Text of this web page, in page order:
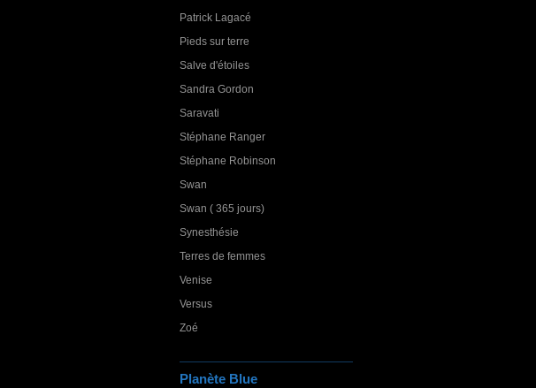
Patrick Lagacé
Pieds sur terre
Salve d'étoiles
Sandra Gordon
Saravati
Stéphane Ranger
Stéphane Robinson
Swan
Swan ( 365 jours)
Synesthésie
Terres de femmes
Venise
Versus
Zoé
Planète Blue